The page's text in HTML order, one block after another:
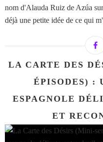
nom d'Alauda Ruiz de Azúa
déjà une petite idée de ce qui
LA CARTE DES
ÉPISODES) :
ESPAGNOLE
ET